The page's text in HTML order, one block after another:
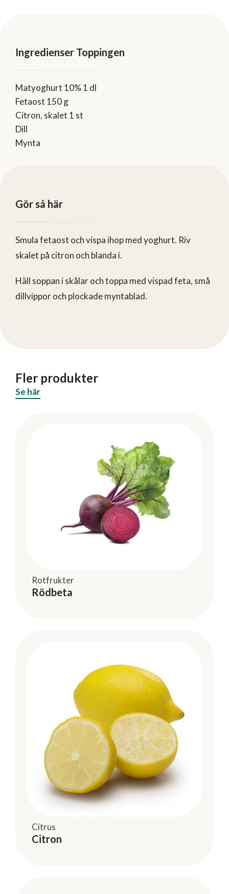
Ingredienser Toppingen
Matyoghurt 10% 1 dl
Fetaost 150 g
Citron, skalet 1 st
Dill
Mynta
Gör så här
Smula fetaost och vispa ihop med yoghurt. Riv
skalet på citron och blanda i.
Häll soppan i skålar och toppa med vispad feta, små
dillvippor och plockade myntablad.
Fler produkter
Se här
Rotfrukter
Rödbeta
Citrus
Citron